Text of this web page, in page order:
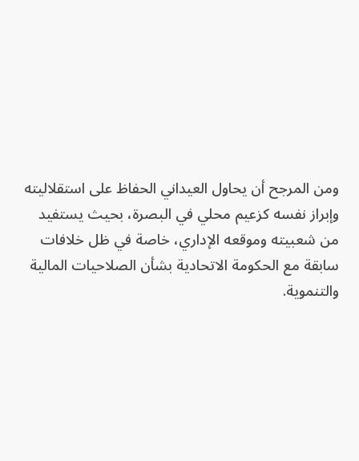
ومن المرجح أن يحاول العيداني الحفاظ على استقلاليته
وإبراز نفسه كزعيم محلي في البصرة، بحيث يستفيد
من شعبيته وموقعه الإداري، خاصة في ظل خلافات
سابقة مع الحكومة الاتحادية بشأن الصلاحيات المالية
والتنموية.